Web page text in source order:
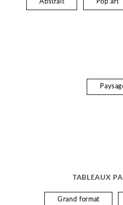
Abstrait Pop art
TABLEAUX
Grand format